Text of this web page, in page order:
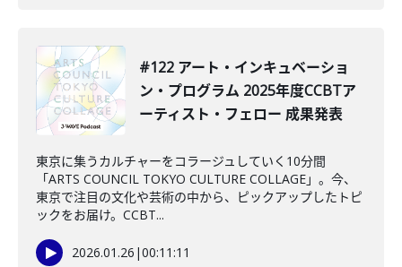
#122 アート・インキュベーショ
ン・プログラム 2025年度CCBTア
ーティスト・フェロー 成果発表
東京に集うカルチャーをコラージュしていく10分間
「ARTS COUNCIL TOKYO CULTURE COLLAGE」。今、
東京で注目の文化や芸術の中から、ピックアップしたトピ
ックをお届け。CCBT...
2026.01.26 |00:11:11